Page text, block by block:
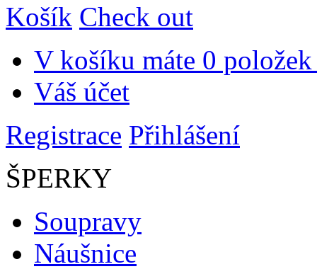
Košík Check out
V košíku máte 0 položek
Váš účet
Registrace Přihlášení
ŠPERKY
Soupravy
Náušnice